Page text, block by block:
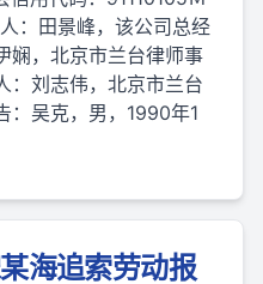
：田景峰，该公司总经
娴，北京市兰台律师事
：刘志伟，北京市兰台
：吴克，男，1990年1
海追索劳动报